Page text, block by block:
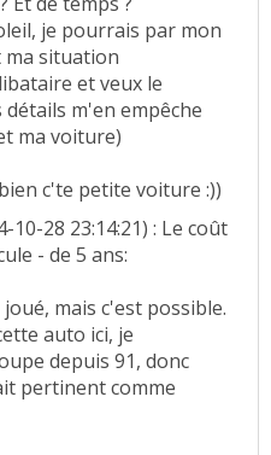
je pourrais par mon
situation
et veux le
m'en empêche
ma voiture)
c'te petite voiture :))
10-28 23:14:21) : Le coût
- de 5 ans:
mais c'est possible.
auto ici, je
depuis 91, donc
pertinent comme